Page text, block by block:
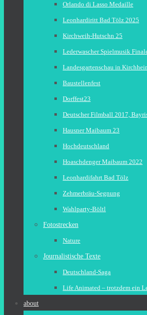
Orlando di Lasso Medaille
Leonhardiritt Bad Tölz 2025
Kirchweih-Hutschn 25
Lederwascher Spielmusik
Landesgartenschau in
Baustellenfest
Dorffest23
Deutscher Filmball 2017,
Hausner Maibaum 23
Hochdeutschland
Hoaschdenger Maibaum 2022
Leonhardifahrt Bad Tölz
Zehmerbräu-Segnung
Wahlparty-Böltl
Fotostrecken
Nature
Journalistische Texte
Deutschland-Saga
Life Animated – trotzdem ein
about